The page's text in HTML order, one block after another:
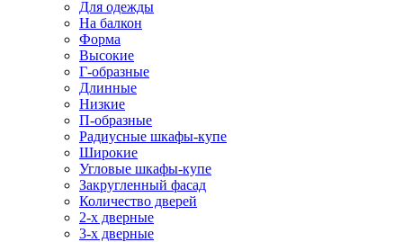
Для одежды
На балкон
Форма
Высокие
Г-образные
Длинные
Низкие
П-образные
Радиусные шкафы-купе
Широкие
Угловые шкафы-купе
Закругленный фасад
Количество дверей
2-х дверные
3-х дверные